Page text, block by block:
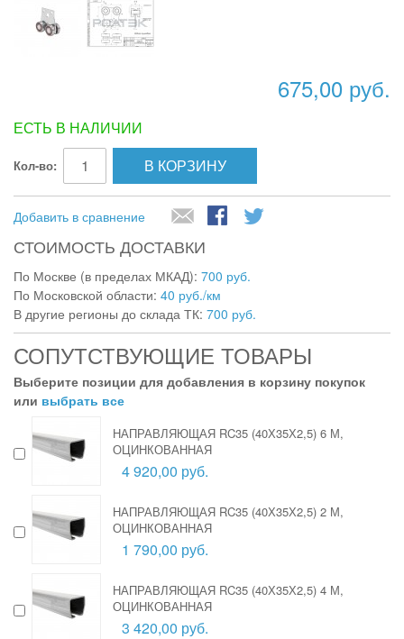
675,00 руб.
ЕСТЬ В НАЛИЧИИ
Кол-во: В КОРЗИНУ
Добавить в сравнение
СТОИМОСТЬ ДОСТАВКИ
По Москве (в пределах МКАД): 700 руб.
По Московской области: 40 руб./км
В другие регионы до склада ТК: 700 руб.
СОПУТСТВУЮЩИЕ ТОВАРЫ
Выберите позиции для добавления в корзину покупок
или выбрать все
НАПРАВЛЯЮЩАЯ RC35 (40Х35Х2,5) 6 М,
ОЦИНКОВАННАЯ
4 920,00 руб.
НАПРАВЛЯЮЩАЯ RC35 (40Х35Х2,5) 2 М,
ОЦИНКОВАННАЯ
1 790,00 руб.
НАПРАВЛЯЮЩАЯ RC35 (40Х35Х2,5) 4 М,
ОЦИНКОВАННАЯ
3 420,00 руб.